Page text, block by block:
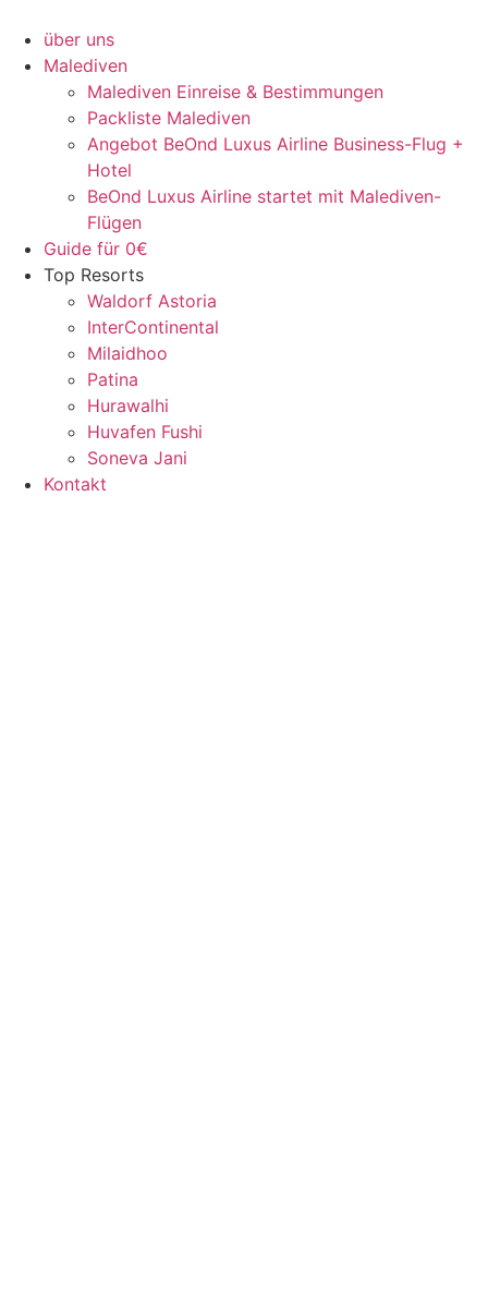
Inhalt
springen
über uns
Malediven
Malediven Einreise & Bestimmungen
Packliste Malediven
Angebot BeOnd Luxus Airline Business-Flug +
Hotel
BeOnd Luxus Airline startet mit Malediven-
Flügen
Guide für 0€
Top Resorts
Waldorf Astoria
InterContinental
Milaidhoo
Patina
Hurawalhi
Huvafen Fushi
Soneva Jani
Kontakt